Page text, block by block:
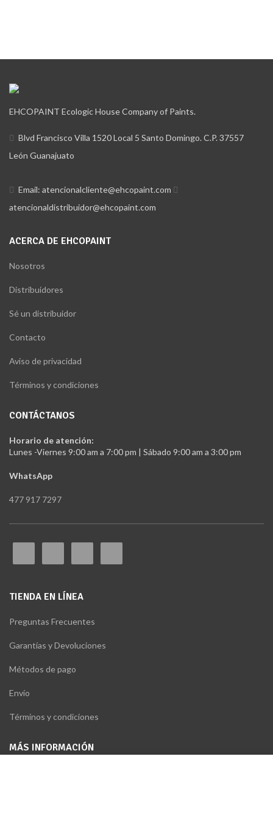
EHCOPAINT Ecologic House Company of Paints.
Blvd Francisco Villa 1520 Local 5 Santo Domingo. C.P. 37557
León Guanajuato
Email: atencionalcliente@ehcopaint.com
atencionaldistribuidor@ehcopaint.com
ACERCA DE EHCOPAINT
Nosotros
Distribuidores
Sé un distribuidor
Contacto
Aviso de privacidad
Términos y condiciones
CONTÁCTANOS
Horario de atención:
Lunes -Viernes 9:00 am a 7:00 pm | Sábado 9:00 am a 3:00 pm
WhatsApp
477 917 7297
TIENDA EN LÍNEA
Preguntas Frecuentes
Garantías y Devoluciones
Métodos de pago
Envío
Términos y condiciones
MÁS INFORMACIÓN